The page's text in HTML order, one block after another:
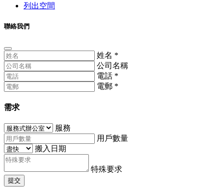
列出空間
聯絡我們
姓名 *
公司名稱
電話 *
電郵 *
需求
服務
用戶數量
搬入日期
特殊要求
提交